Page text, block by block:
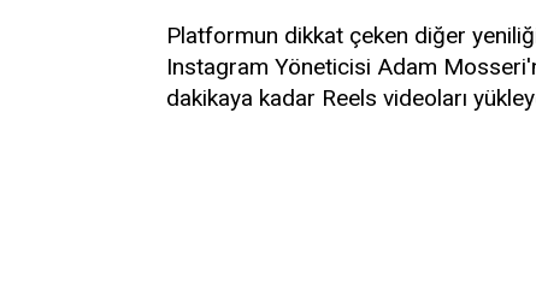
Platformun dikkat çeken diğer
Instagram Yöneticisi Adam
dakikaya kadar Reels videoları